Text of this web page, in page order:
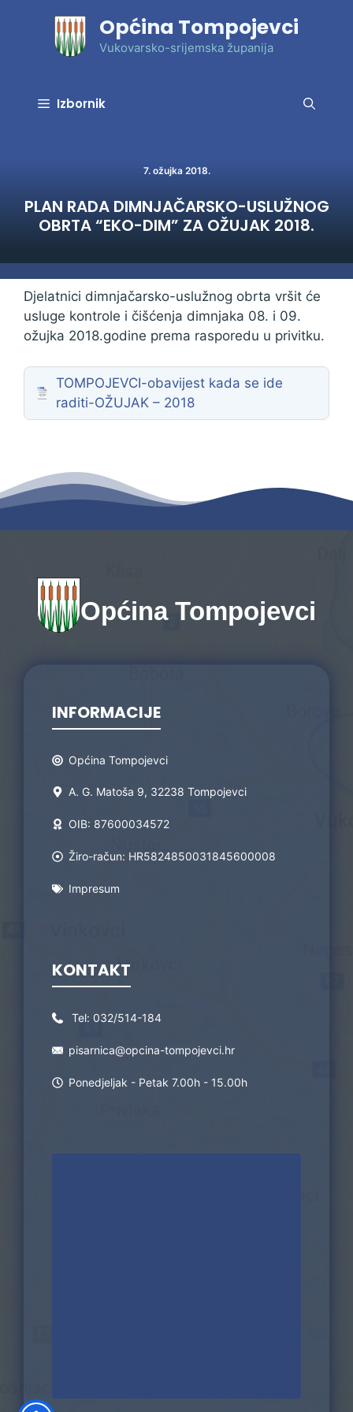
Općina Tompojevci
Vukovarsko-srijemska županija
Izbornik
7. ožujka 2018.
PLAN RADA DIMNJAČARSKO-USLUŽNOG
OBRTA “EKO-DIM” ZA OŽUJAK 2018.
Djelatnici dimnjačarsko-uslužnog obrta vršit će
usluge kontrole i čišćenja dimnjaka 08. i 09.
ožujka 2018.godine prema rasporedu u privitku.
TOMPOJEVCI-obavijest kada se ide
raditi-OŽUJAK – 2018
Općina Tompojevci
INFORMACIJE
Općina Tompojevci
A. G. Matoša 9, 32238 Tompojevci
OIB: 87600034572
Žiro-račun: HR5824850031845600008
Impresum
KONTAKT
Tel: 032/514-184
pisarnica@opcina-tompojevci.hr
Ponedjeljak - Petak 7.00h - 15.00h